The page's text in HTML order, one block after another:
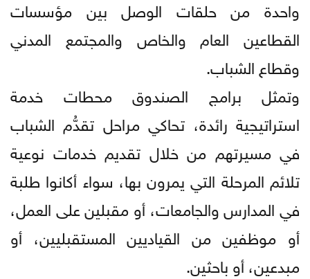
واحدة من حلقات الوصل بين مؤسسات
القطاعين العام والخاص والمجتمع المدني
وقطاع الشباب.
وتمثل برامج الصندوق محطات خدمة
استراتيجية رائدة، تحاكي مراحل تقدُّم الشباب
في مسيرتهم من خلال تقديم خدمات نوعية
تلائم المرحلة التي يمرون بها، سواء أكانوا طلبة
في المدارس والجامعات، أو مقبلين على العمل،
أو موظفين من القياديين المستقبليين، أو
مبدعين، أو باحثين.